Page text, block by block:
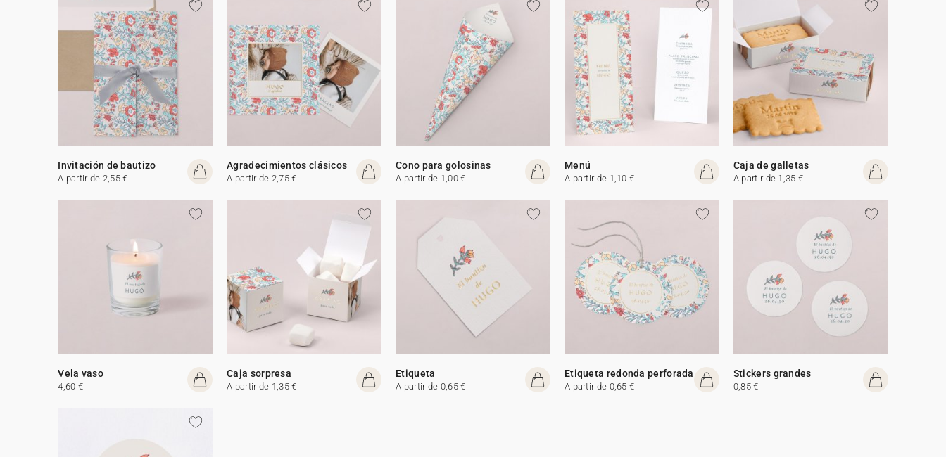
Invitación de bautizo
A partir de 2,55 €
Agradecimientos clásicos
A partir de 2,75 €
Cono para golosinas
A partir de 1,00 €
Menú
A partir de 1,10 €
Caja de galletas
A partir de 1,35 €
Vela vaso
4,60 €
Caja sorpresa
A partir de 1,35 €
Etiqueta
A partir de 0,65 €
Etiqueta redonda perforada
A partir de 0,65 €
Stickers grandes
0,85 €